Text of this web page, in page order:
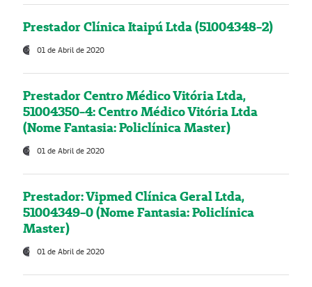
Prestador Clínica Itaipú Ltda (51004348-2)
01 de Abril de 2020
Prestador Centro Médico Vitória Ltda,
51004350-4: Centro Médico Vitória Ltda
(Nome Fantasia: Policlínica Master)
01 de Abril de 2020
Prestador: Vipmed Clínica Geral Ltda,
51004349-0 (Nome Fantasia: Policlínica
Master)
01 de Abril de 2020